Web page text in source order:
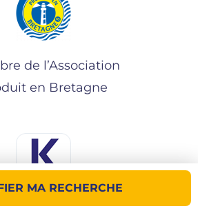
MA RECHERCHE
de l’Association
en Bretagne